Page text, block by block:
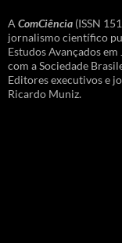
A ComCiência (ISSN
jornalismo científico
Estudos Avançados
com a Sociedade
Editores executivos e
Ricardo Muniz.